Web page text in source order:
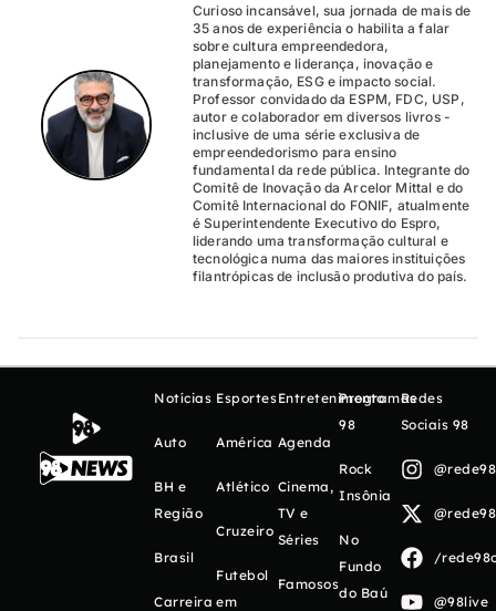
Curioso incansável, sua jornada de mais de
35 anos de experiência o habilita a falar
sobre cultura empreendedora,
planejamento e liderança, inovação e
transformação, ESG e impacto social.
Professor convidado da ESPM, FDC, USP,
autor e colaborador em diversos livros -
inclusive de uma série exclusiva de
empreendedorismo para ensino
fundamental da rede pública. Integrante do
Comitê de Inovação da Arcelor Mittal e do
Comitê Internacional do FONIF, atualmente
é Superintendente Executivo do Espro,
liderando uma transformação cultural e
tecnológica numa das maiores instituições
filantrópicas de inclusão produtiva do país.
Notícias
Auto
BH e
Região
Brasil
Carreira
Esportes
América
Atlético
Cruzeiro
Futebol
em
Entretenimento
Agenda
Cinema,
TV e
Séries
Famosos
Programas
98
Rock
Insônia
No
Fundo
do Baú
Redes
Sociais 98
/
@98live